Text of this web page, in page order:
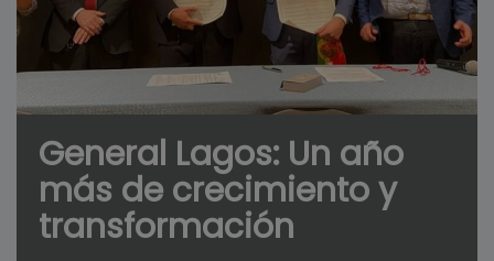
General Lagos: Un año
más de crecimiento y
transformación